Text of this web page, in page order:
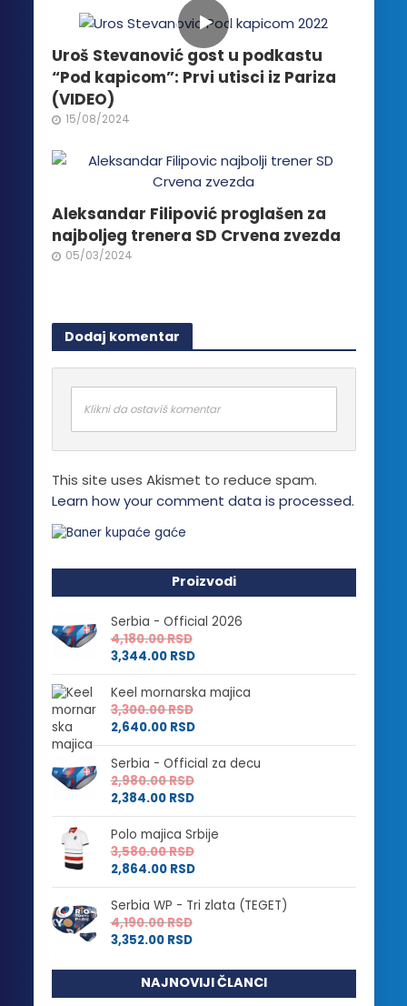
Uroš Stevanović gost u podkastu
“Pod kapicom”: Prvi utisci iz Pariza
(VIDEO)
15/08/2024
Aleksandar Filipović proglašen za
najboljeg trenera SD Crvena zvezda
05/03/2024
Dodaj komentar
Klikni da ostaviš komentar
This site uses Akismet to reduce spam.
Learn how your comment data is processed.
Proizvodi
Serbia - Official 2026
4,180.00RSD
3,344.00 RSD
Keel mornarska majica
3,300.00RSD
2,640.00 RSD
Serbia - Official za decu
2,980.00RSD
2,384.00 RSD
Polo majica Srbije
3,580.00RSD
2,864.00 RSD
Serbia WP - Tri zlata (TEGET)
4,190.00RSD
3,352.00 RSD
NAJNOVIJI ČLANCI